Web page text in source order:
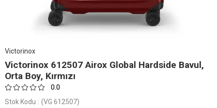
Victorinox
Victorinox 612507 Airox Global Hardside Bavul,
Orta Boy, Kırmızı
0.0
Stok Kodu (VG 612507)